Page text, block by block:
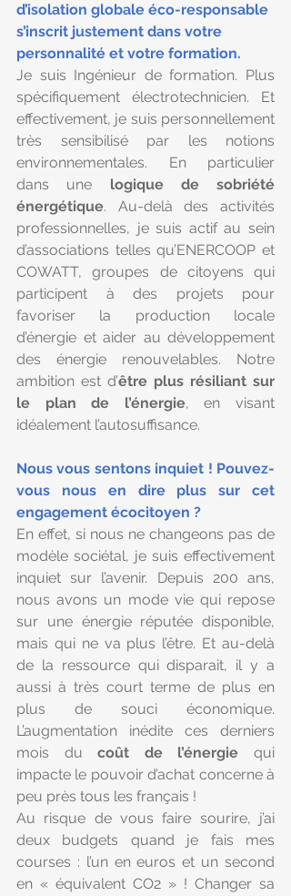
d’isolation globale éco-responsable
s’inscrit justement dans votre
personnalité et votre formation.
Je suis Ingénieur de formation. Plus
spécifiquement électrotechnicien. Et
effectivement, je suis personnellement
très sensibilisé par les notions
environnementales. En particulier
dans une logique de sobriété
énergétique. Au-delà des activités
professionnelles, je suis actif au sein
d’associations telles qu’ENERCOOP et
COWATT, groupes de citoyens qui
participent à des projets pour
favoriser la production locale
d’énergie et aider au développement
des énergie renouvelables. Notre
ambition est d’être plus résiliant sur
le plan de l’énergie, en visant
idéalement l’autosuffisance.
Nous vous sentons inquiet ! Pouvez-
vous nous en dire plus sur cet
engagement écocitoyen ?
En effet, si nous ne changeons pas de
modèle sociétal, je suis effectivement
inquiet sur l’avenir. Depuis 200 ans,
nous avons un mode vie qui repose
sur une énergie réputée disponible,
mais qui ne va plus l’être. Et au-delà
de la ressource qui disparait, il y a
aussi à très court terme de plus en
plus de souci économique.
L’augmentation inédite ces derniers
mois du coût de l’énergie qui
impacte le pouvoir d’achat concerne à
peu près tous les français !
Au risque de vous faire sourire, j’ai
deux budgets quand je fais mes
courses : l’un en euros et un second
en « équivalent CO2 » ! Changer sa